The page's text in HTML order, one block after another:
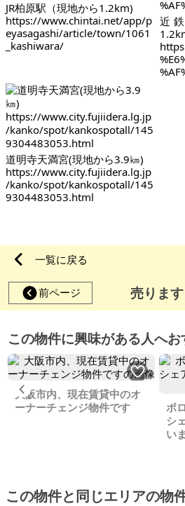
JR柏原駅（現地から1.2km)
https://www.chintai.net/app/p
eyasagashi/article/town/1061
_kashiwara/
近
道明寺天満宮(現地から3.9㎞)
https://www.city.fujiidera.lg.jp
/kanko/spot/kankospotall/145
9304483053.html
一覧に戻る
前ページ 売ります
この物件に興味がある人へお
Previous
大阪市内、現在賃貸中のオ
ーナーチェンジ物件です
ボ
シ
い
この物件と同じエリアの物